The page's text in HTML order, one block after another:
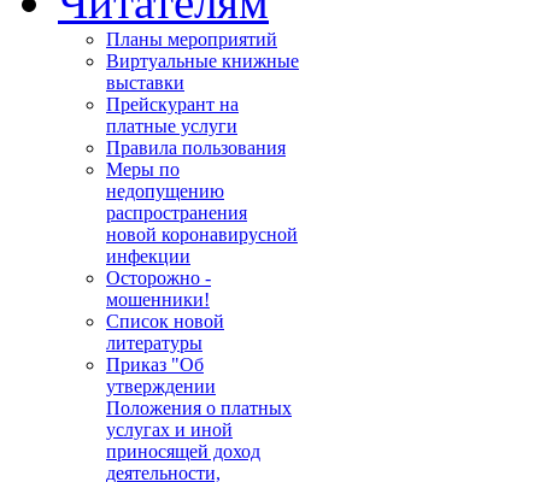
Планы мероприятий
Виртуальные книжные
выставки
Прейскурант на
платные услуги
Правила пользования
Меры по
недопущению
распространения
новой коронавирусной
инфекции
Осторожно -
мошенники!
Список новой
литературы
Приказ "Об
утверждении
Положения о платных
услугах и иной
приносящей доход
деятельности,